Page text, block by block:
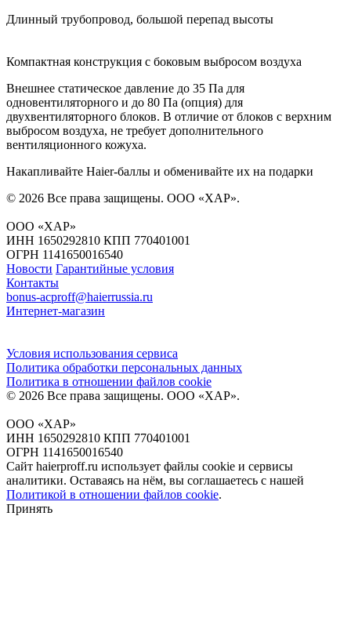
Длинный трубопровод, большой перепад высоты
Компактная конструкция с боковым выбросом воздуха
Внешнее статическое давление до 35 Па для
одновентиляторного и до 80 Па (опция) для
двухвентиляторного блоков. В отличие от блоков с верхним
выбросом воздуха, не требует дополнительного
вентиляционного кожуха.
Накапливайте Haier-баллы и обменивайте их на подарки
© 2026 Все права защищены. ООО «ХАР».
ООО «ХАР»
ИНН 1650292810 КПП 770401001
ОГРН 1141650016540
Новости Гарантийные условия
Контакты
bonus-acproff@haierrussia.ru
Интернет-магазин
Условия использования сервиса
Политика обработки персональных данных
Политика в отношении файлов сookie
© 2026 Все права защищены. ООО «ХАР».
ООО «ХАР»
ИНН 1650292810 КПП 770401001
ОГРН 1141650016540
Сайт haierproff.ru использует файлы сookie и сервисы
аналитики. Оставаясь на нём, вы соглашаетесь с нашей
Политикой в отношении файлов сookie.
Принять